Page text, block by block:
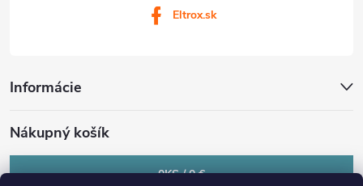
Eltrox.sk
Informácie
Nákupný košík
0KS /0 €